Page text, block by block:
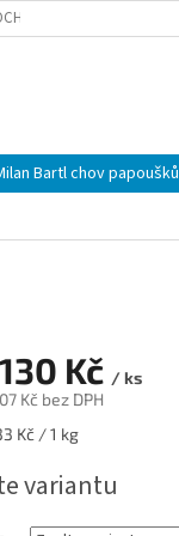
OSOBNÍCH ÚDAJŮ
Bartl chov papoušků
130 Kč / ks
Kčbez DPH
Kč / 1 kg
variantu